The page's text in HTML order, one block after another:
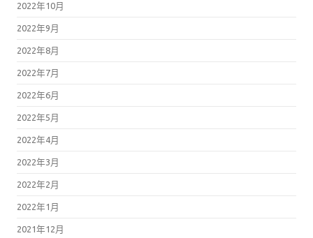
2022年10月
2022年9月
2022年8月
2022年7月
2022年6月
2022年5月
2022年4月
2022年3月
2022年2月
2022年1月
2021年12月